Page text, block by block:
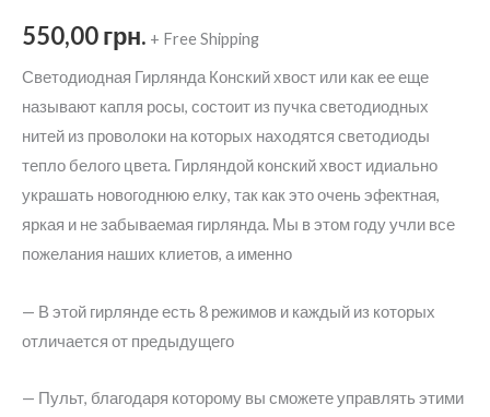
550,00грн. + Free Shipping
Светодиодная Гирлянда Конский хвост или как ее еще
называют капля росы, состоит из пучка светодиодных
нитей из проволоки на которых находятся светодиоды
тепло белого цвета. Гирляндой конский хвост идиально
украшать новогоднюю елку, так как это очень эфектная,
яркая и не забываемая гирлянда. Мы в этом году учли все
пожелания наших клиетов, а именно
— В этой гирлянде есть 8 режимов и каждый из которых
отличается от предыдущего
— Пульт, благодаря которому вы сможете управлять этими